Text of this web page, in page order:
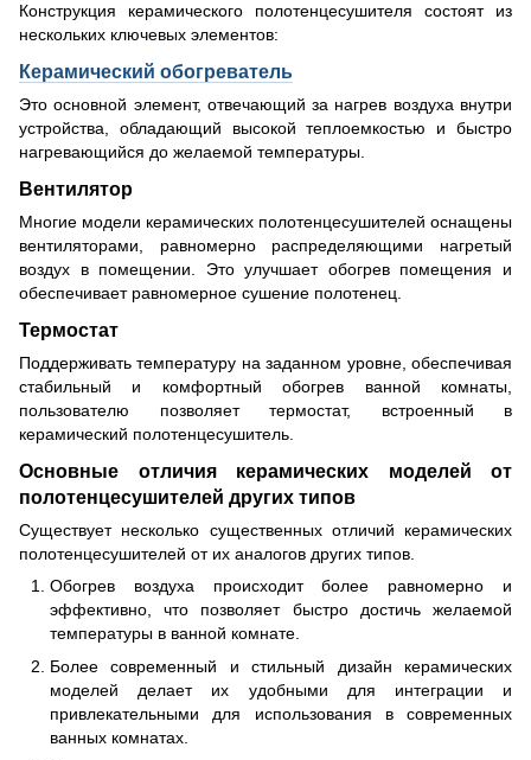
Конструкция керамического полотенцесушителя состоят из
нескольких ключевых элементов:
Керамический обогреватель
Это основной элемент, отвечающий за нагрев воздуха внутри
устройства, обладающий высокой теплоемкостью и быстро
нагревающийся до желаемой температуры.
Вентилятор
Многие модели керамических полотенцесушителей оснащены
вентиляторами, равномерно распределяющими нагретый
воздух в помещении. Это улучшает обогрев помещения и
обеспечивает равномерное сушение полотенец.
Термостат
Поддерживать температуру на заданном уровне, обеспечивая
стабильный и комфортный обогрев ванной комнаты,
пользователю позволяет термостат, встроенный в
керамический полотенцесушитель.
Основные отличия керамических моделей от
полотенцесушителей других типов
Существует несколько существенных отличий керамических
полотенцесушителей от их аналогов других типов.
Обогрев воздуха происходит более равномерно и
эффективно, что позволяет быстро достичь желаемой
температуры в ванной комнате.
Более современный и стильный дизайн керамических
моделей делает их удобными для интеграции и
привлекательными для использования в современных
ванных комнатах.